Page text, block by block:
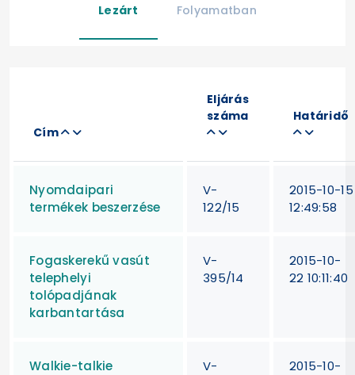
Lezárt Folyamatban
Cím
Eljárás
száma
Határidő
Nyomdaipari
termékek beszerzése
V-
122/15
2015-10-15
12:49:58
Fogaskerekű vasút
telephelyi
tolópadjának
karbantartása
V-
395/14
2015-10-
22 10:11:40
Walkie-talkie
V-
2015-10-